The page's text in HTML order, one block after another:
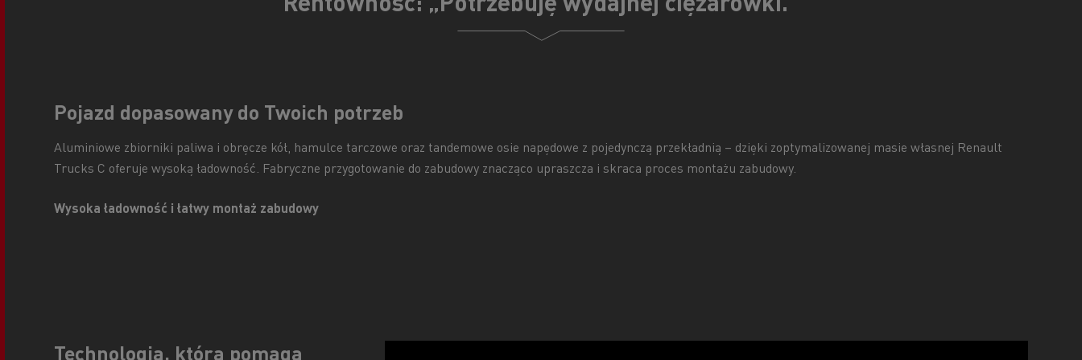
Pojazd dopasowany do Twoich potrzeb
Aluminiowe zbiorniki paliwa i obręcze kół, hamulce tarczowe oraz tandemowe osie napędowe z pojedynczą przekładnią – dzięki zoptymalizowanej masie własnej Renault
Trucks C oferuje wysoką ładowność. Fabryczne przygotowanie do zabudowy znacząco upraszcza i skraca proces montażu zabudowy.
Wysoka ładowność i łatwy montaż zabudowy
Technologia, która pomaga